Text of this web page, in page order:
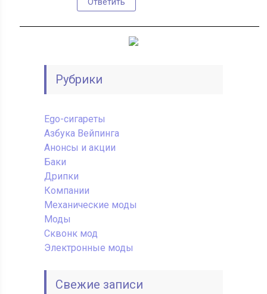
Рубрики
Ego-сигареты
Азбука Вейпинга
Анонсы и акции
Баки
Дрипки
Компании
Механические моды
Моды
Сквонк мод
Электронные моды
Свежие записи